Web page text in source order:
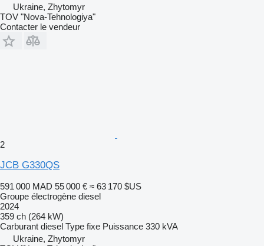
Ukraine, Zhytomyr
TOV "Nova-Tehnologiya"
Contacter le vendeur
2
JCB G330QS
591 000 MAD 55 000 € ≈ 63 170 $US
Groupe électrogène diesel
2024
359 ch (264 kW)
Carburant diesel Type fixe Puissance 330 kVA
Ukraine, Zhytomyr